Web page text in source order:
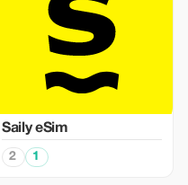
Saily eSim
2 1